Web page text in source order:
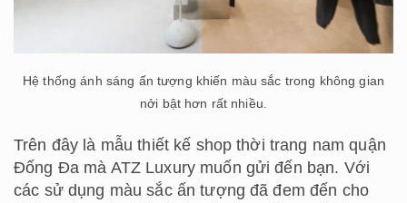
Hệ thống ánh sáng ấn tượng khiến màu sắc trong không gian
nởi bật hơn rất nhiều.
Trên đây là mẫu thiết kế shop thời trang nam quận
Đống Đa mà ATZ Luxury muốn gửi đến bạn. Với
các sử dụng màu sắc ấn tượng đã đem đến cho